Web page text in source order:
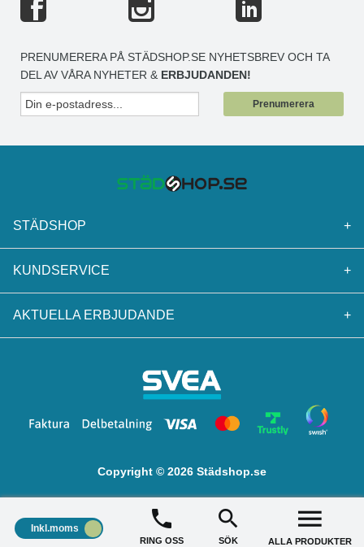
PRENUMERERA PÅ STÄDSHOP.SE NYHETSBREV OCH TA
DEL AV VÅRA NYHETER & ERBJUDANDEN!
Prenumerera
STÄDSHOP +
KUNDSERVICE +
AKTUELLA ERBJUDANDE +
Copyright © 2026 Städshop.se
Inkl.moms
RING OSS SÖK ALLA PRODUKTER